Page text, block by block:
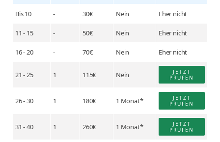
Bis 10 - 30€ Nein Eher nicht
11 - 15 - 50€ Nein Eher nicht
16 - 20 - 70€ Nein Eher nicht
21 - 25 1 115€ Nein
JETZT
PRÜFEN
26 - 30 1 180€ 1 Monat*
JETZT
PRÜFEN
31 - 40 1 260€ 1 Monat*
JETZT
PRÜFEN